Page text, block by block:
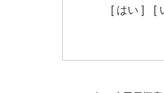
[ はい ] [